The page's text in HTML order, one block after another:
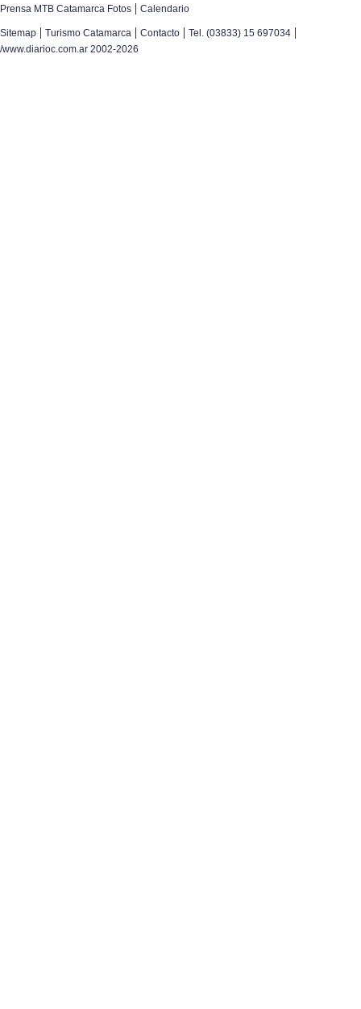
Prensa MTB Catamarca Fotos | Calendario
Sitemap | Turismo Catamarca | Contacto | Tel. (03833) 15 697034 |
/www.diarioc.com.ar 2002-2026